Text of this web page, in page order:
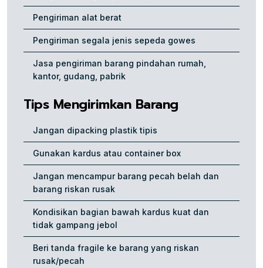
Pengiriman alat berat
Pengiriman segala jenis sepeda gowes
Jasa pengiriman barang pindahan rumah,
kantor, gudang, pabrik
Tips Mengirimkan Barang
Jangan dipacking plastik tipis
Gunakan kardus atau container box
Jangan mencampur barang pecah belah dan
barang riskan rusak
Kondisikan bagian bawah kardus kuat dan
tidak gampang jebol
Beri tanda fragile ke barang yang riskan
rusak/pecah